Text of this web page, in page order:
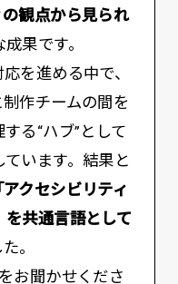
観点から見られ
果です。
を進める中で、
作チームの間を
る“ハブ”として
います。結果と
クセシビリティ
共通言語として
。
お聞かせくださ